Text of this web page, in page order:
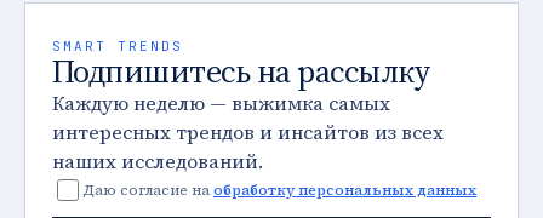
SMART TRENDS
Подпишитесь на рассылку
Каждую неделю — выжимка самых
интересных трендов и инсайтов из всех
наших исследований.
Даю согласие наобработку персональных данных